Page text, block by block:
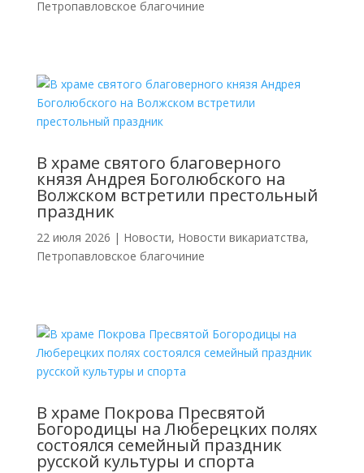
Петропавловское благочиние
В храме святого благоверного
князя Андрея Боголюбского на
Волжском встретили престольный
праздник
22 июля 2026 | Новости, Новости викариатства,
Петропавловское благочиние
В храме Покрова Пресвятой
Богородицы на Люберецких полях
состоялся семейный праздник
русской культуры и спорта